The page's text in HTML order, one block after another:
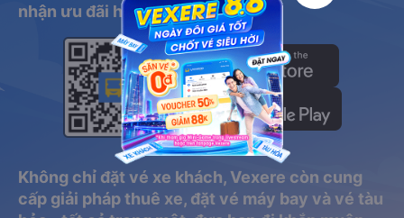
nhận ưu đãi hấp dẫn
Không chỉ đặt vé xe khách, Vexere còn cung
cấp giải pháp thuê xe, đặt vé máy bay và vé tàu